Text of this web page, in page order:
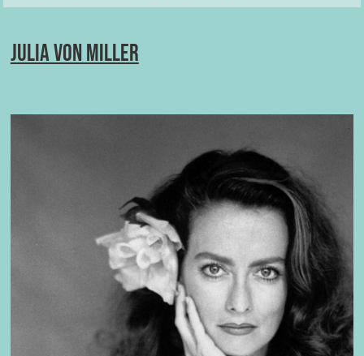
Julia von Miller